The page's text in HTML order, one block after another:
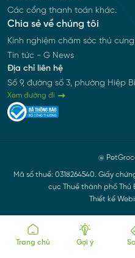
Các cổng thanh toán khác.
Chia sẻ về chúng tôi
Kinh nghiệm chăm sóc thú cưng
Tin tức - G News
Địa chỉ liên hệ
Số 9, đường số 3, phường Hiệp
Xem đường đi
@
Mã số thuế: 0318264540. Giấy
cục Thuế thành phố
Thiết kế
Trang chủ Gợi ý